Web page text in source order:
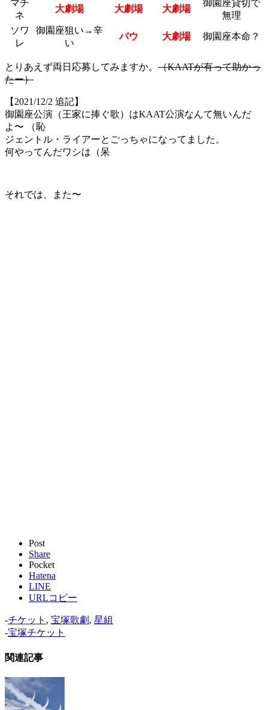
マチ
ネ
大劇場 大劇場 大劇場
御園座貸切で
無理
ソワ
レ
御園座狙い→辛
い
バウ 大劇場 御園座本命？
とりあえず両日応募してみますか。 （KAATが有って助かっ
たー）
【2021/12/2 追記】
御園座公演（王家に捧ぐ歌）はKAAT公演なんて無いんだ
よ〜 （恥
ジェントル・ライアーとごっちゃになってました。
何やってんだワシは（呆
それでは、また〜
Post
Share
Pocket
Hatena
LINE
URLコピー
-チケット , 宝塚歌劇 , 星組
-宝塚チケット
関連記事